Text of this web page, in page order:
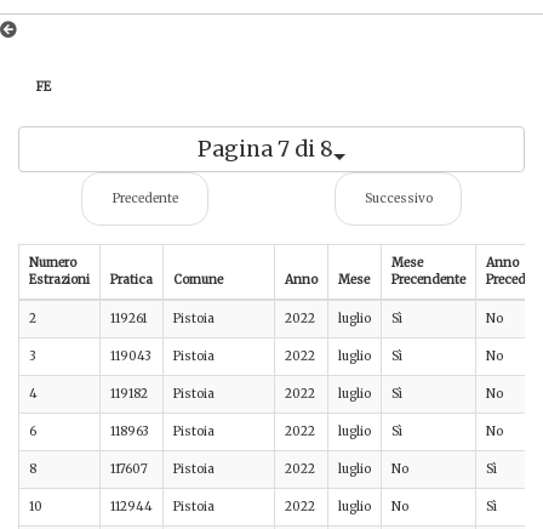
FE
Pagina 7 di 8
Precedente Successivo
Numero
Estrazioni
Pratica Comune Anno Mese
Mese
Precendente
Anno
2 119261 Pistoia 2022 luglio Sì No
3 119043 Pistoia 2022 luglio Sì No
4 119182 Pistoia 2022 luglio Sì No
6 118963 Pistoia 2022 luglio Sì No
8 117607 Pistoia 2022 luglio No Sì
10 112944 Pistoia 2022 luglio No Sì